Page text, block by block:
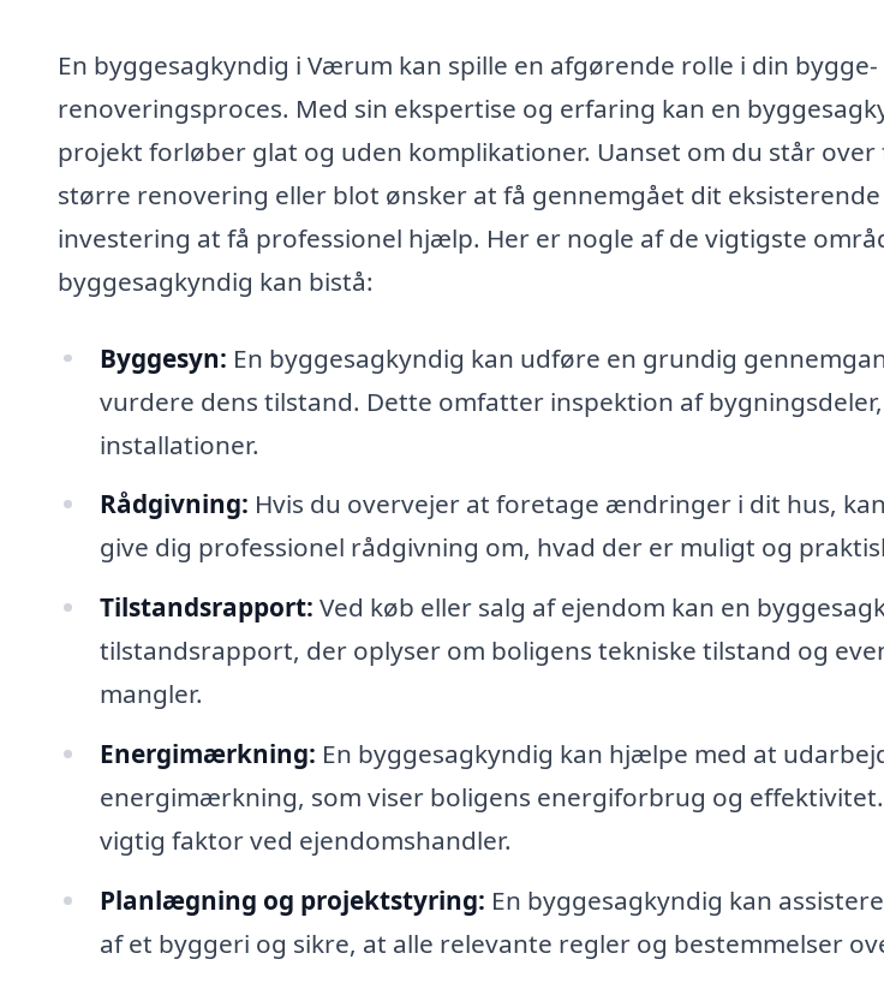
En byggesagkyndig i Værum kan spille en afgørende rolle i din
renoveringsproces. Med sin ekspertise og erfaring kan en
projekt forløber glat og uden komplikationer. Uanset om du står
større renovering eller blot ønsker at få gennemgået dit
investering at få professionel hjælp. Her er nogle af de vigtigste
byggesagkyndig kan bistå:
Byggesyn: En byggesagkyndig kan udføre en grundig
vurdere dens tilstand. Dette omfatter inspektion af
installationer.
Rådgivning: Hvis du overvejer at foretage ændringer i dit hus,
give dig professionel rådgivning om, hvad der er muligt og
Tilstandsrapport: Ved køb eller salg af ejendom kan en
tilstandsrapport, der oplyser om boligens tekniske tilstand og
mangler.
Energimærkning: En byggesagkyndig kan hjælpe med at
energimærkning, som viser boligens energiforbrug og
vigtig faktor ved ejendomshandler.
Planlægning og projektstyring: En byggesagkyndig kan
af et byggeri og sikre, at alle relevante regler og bestemmelser